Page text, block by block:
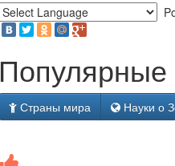
Популярные
Страны мира Науки о